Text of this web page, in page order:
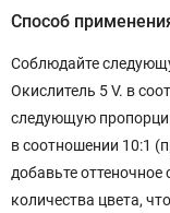
Способ
Соблюдайте
Окислитель 5 V. в
следующую
в соотношении 10:1
добавьте
количества цвета,